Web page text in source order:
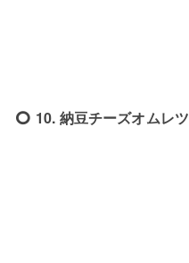
10. 納豆チーズオムレツ